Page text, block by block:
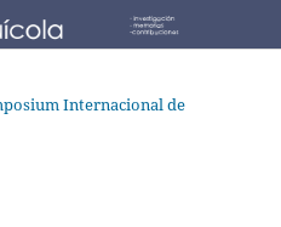
Internacional de